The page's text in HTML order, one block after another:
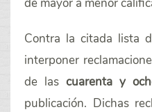
Contra la citada lista
interponer
de las cuarenta y
publicación. Dichas